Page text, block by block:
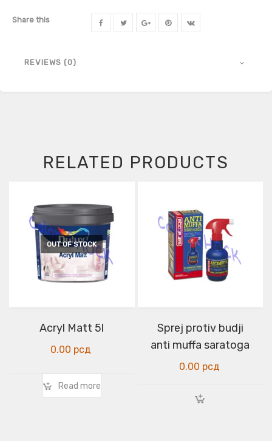
Share this
REVIEWS (0)
RELATED PRODUCTS
OUT OF STOCK
Acryl Matt 5l
0.00 рсд
Read more
Sprej protiv budji
anti muffa saratoga
0.00 рсд